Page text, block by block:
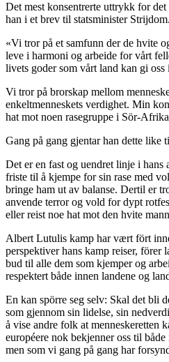
Det mest konsentrerte uttrykk for
han i et brev til statsminister
«Vi tror på et samfunn der de hvite
leve i harmoni og arbeide for vårt
livets goder som vårt land kan gi
Vi tror på brorskap mellom
enkeltmenneskets verdighet. Min
hat mot noen rasegruppe i Sör-
Gang på gang gjentar han dette like
Det er en fast og uendret linje i hans
friste til å kjempe for sin rase med
bringe ham ut av balanse. Dertil er
anvende terror og vold for dypt
eller reist noe hat mot den hvite
Albert Lutulis kamp har vært fört
perspektiver hans kamp reiser, förer
bud til alle dem som kjemper og
respektert både innen landene og
En kan spörre seg selv: Skal det bli
som gjennom sin lidelse, sin
å vise andre folk at menneskeretten
européere nok bekjenner oss til
men som vi gang på gang har